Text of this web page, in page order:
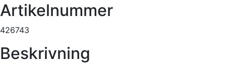
Artikelnummer
426743
Beskrivning